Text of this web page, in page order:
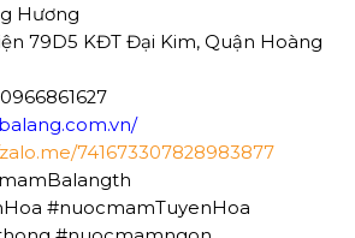
Hương
79D5 KĐT Đại Kim, Quận Hoàng
741673307828983877
#nuocmamTuyenHoa